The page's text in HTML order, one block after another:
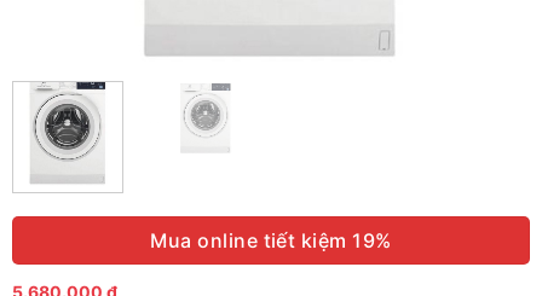
Mua online tiết kiệm 19%
5.680.000 ₫